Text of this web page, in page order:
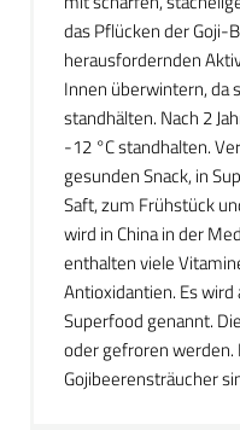
das Pflücken der Goji-
herausfordernden
Innen überwintern, da
standhälten. Nach 2
-12 °C standhalten.
gesunden Snack, in
Saft, zum Frühstück
wird in China in der
enthalten viele
Antioxidantien. Es
Superfood genannt.
oder gefroren werden.
Gojibeerensträucher